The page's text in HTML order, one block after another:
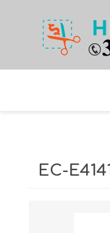
EC-